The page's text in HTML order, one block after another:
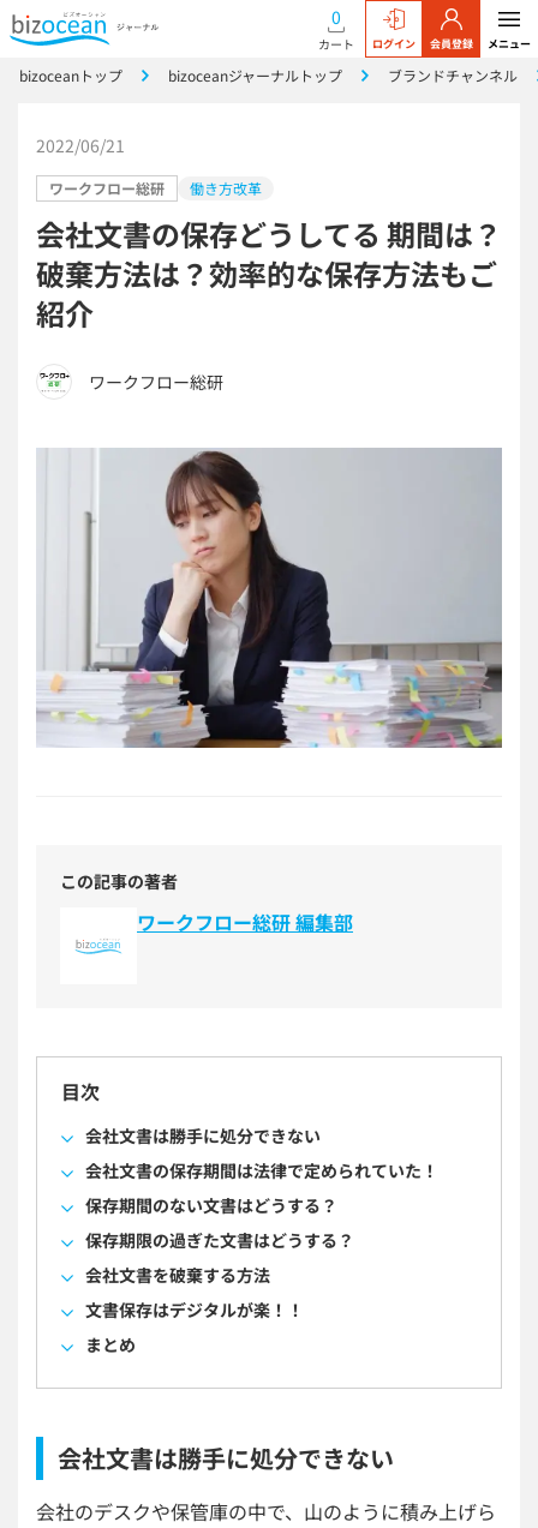
0
カート ログイン 会員登録 メニュー
bizoceanトップ bizoceanジャーナルトップ ブランドチャンネル
2022/06/21
ワークフロー総研 働き方改革
会社文書の保存どうしてる 期間は？
破棄方法は？効率的な保存方法もご
紹介
ワークフロー総研
この記事の著者
ワークフロー総研 編集部
目次
会社文書は勝手に処分できない
会社文書の保存期間は法律で定められていた！
保存期間のない文書はどうする？
保存期限の過ぎた文書はどうする？
会社文書を破棄する方法
文書保存はデジタルが楽！！
まとめ
会社文書は勝手に処分できない
会社のデスクや保管庫の中で、山のように積み上げら